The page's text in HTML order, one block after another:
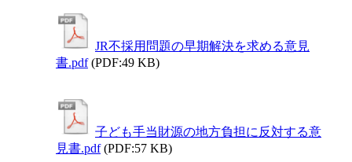
JR不採用問題の早期解決を求める意見
書.pdf (PDF:49 KB)
子ども手当財源の地方負担に反対する意
見書.pdf (PDF:57 KB)